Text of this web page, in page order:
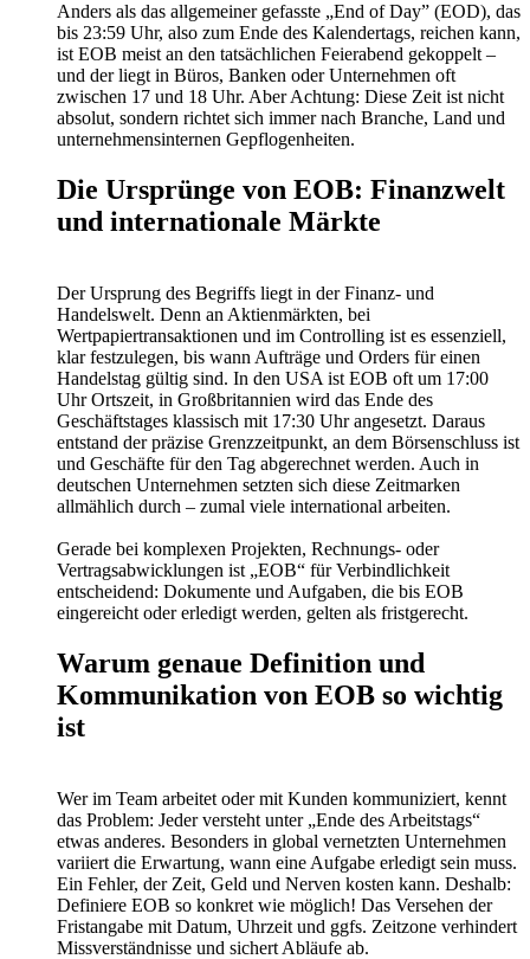
Anders als das allgemeiner gefasste „End of Day” (EOD), das
bis 23:59 Uhr, also zum Ende des Kalendertags, reichen kann,
ist EOB meist an den tatsächlichen Feierabend gekoppelt –
und der liegt in Büros, Banken oder Unternehmen oft
zwischen 17 und 18 Uhr. Aber Achtung: Diese Zeit ist nicht
absolut, sondern richtet sich immer nach Branche, Land und
unternehmensinternen Gepflogenheiten.
Die Ursprünge von EOB: Finanzwelt
und internationale Märkte
Der Ursprung des Begriffs liegt in der Finanz- und
Handelswelt. Denn an Aktienmärkten, bei
Wertpapiertransaktionen und im Controlling ist es essenziell,
klar festzulegen, bis wann Aufträge und Orders für einen
Handelstag gültig sind. In den USA ist EOB oft um 17:00
Uhr Ortszeit, in Großbritannien wird das Ende des
Geschäftstages klassisch mit 17:30 Uhr angesetzt. Daraus
entstand der präzise Grenzzeitpunkt, an dem Börsenschluss ist
und Geschäfte für den Tag abgerechnet werden. Auch in
deutschen Unternehmen setzten sich diese Zeitmarken
allmählich durch – zumal viele international arbeiten.
Gerade bei komplexen Projekten, Rechnungs- oder
Vertragsabwicklungen ist „EOB“ für Verbindlichkeit
entscheidend: Dokumente und Aufgaben, die bis EOB
eingereicht oder erledigt werden, gelten als fristgerecht.
Warum genaue Definition und
Kommunikation von EOB so wichtig
ist
Wer im Team arbeitet oder mit Kunden kommuniziert, kennt
das Problem: Jeder versteht unter „Ende des Arbeitstags“
etwas anderes. Besonders in global vernetzten Unternehmen
variiert die Erwartung, wann eine Aufgabe erledigt sein muss.
Ein Fehler, der Zeit, Geld und Nerven kosten kann. Deshalb:
Definiere EOB so konkret wie möglich! Das Versehen der
Fristangabe mit Datum, Uhrzeit und ggfs. Zeitzone verhindert
Missverständnisse und sichert Abläufe ab.